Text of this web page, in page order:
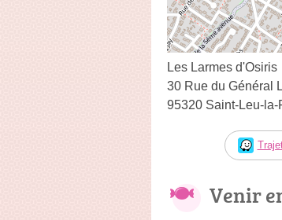
Les Larmes d'Osiris
30 Rue du Général
95320 Saint-Leu-la-
Venir